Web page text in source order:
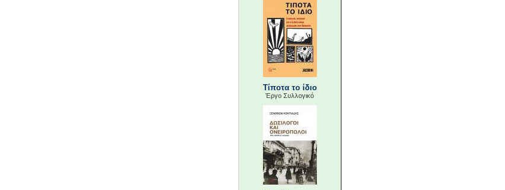
Τίποτα το ίδιο
Έργο Συλλογικό